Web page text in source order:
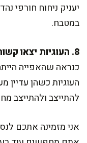
יעניק ניחוח חורפי
במטבח.
8. העוגיות יצאו קשות מדי, מה עשיתי לא בסדר?
כנראה שהאפייה
העוגיות כשהן
להתייצב ולהתייצב
אני מזמינה אתכם